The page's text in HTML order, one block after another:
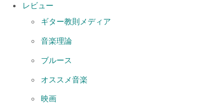
レビュー
ギター教則メディア
音楽理論
ブルース
オススメ音楽
映画